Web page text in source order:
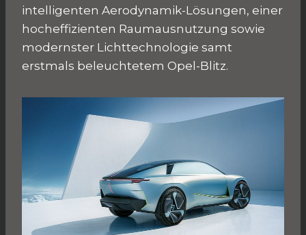
intelligenten Aerodynamik-Lösungen, einer
hocheffizienten Raumausnutzung sowie
modernster Lichttechnologie samt
erstmals beleuchtetem Opel-Blitz.